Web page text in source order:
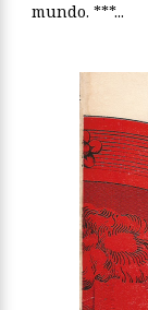
mundo. ***...